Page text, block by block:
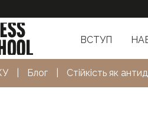
ВСТУП
Блог Стійкість як